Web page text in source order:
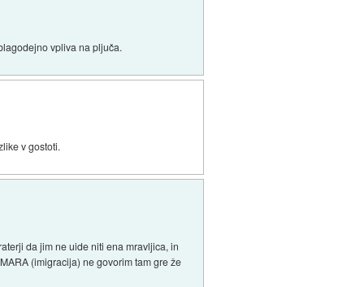
vpliva na pljuča.
v gostoti.
da jim ne uide niti ena mravljica, in
(imigracija) ne govorim tam gre že